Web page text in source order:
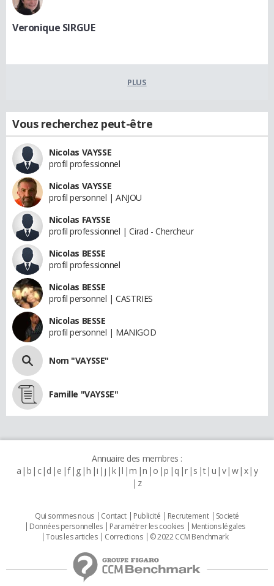
Veronique SIRGUE
PLUS
Vous recherchez peut-être
Nicolas VAYSSE
profil professionnel
Nicolas VAYSSE
profil personnel | ANJOU
Nicolas FAYSSE
profil professionnel | Cirad - Chercheur
Nicolas BESSE
profil professionnel
Nicolas BESSE
profil personnel | CASTRIES
Nicolas BESSE
profil personnel | MANIGOD
Nom "VAYSSE"
Famille "VAYSSE"
Annuaire des membres :
a b c d e f g h i j k l m n o p q r s t u v w x y
z
Qui sommes nous Contact Publicité Recrutement
Societé
Données personnelles
Paramétrer les cookies
Mentions légales
Tous les articles
Corrections © 2022 CCM Benchmark